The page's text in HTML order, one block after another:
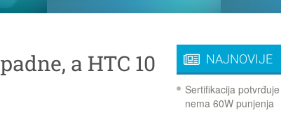
a HTC 10
NAJNOVIJE
Sertifikacija
nema 60W punjenja